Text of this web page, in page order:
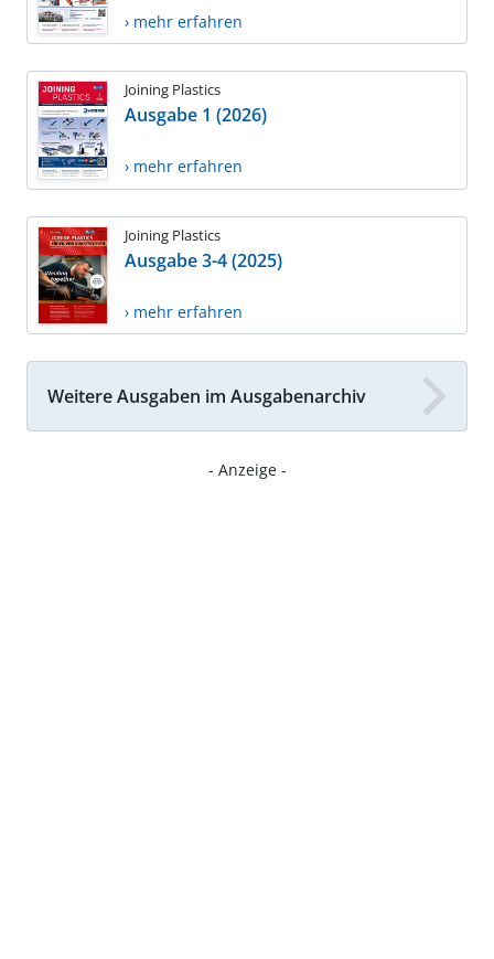
› mehr erfahren
Joining Plastics
Ausgabe 1 (2026)
› mehr erfahren
Joining Plastics
Ausgabe 3-4 (2025)
› mehr erfahren
Weitere Ausgaben im Ausgabenarchiv
- Anzeige -